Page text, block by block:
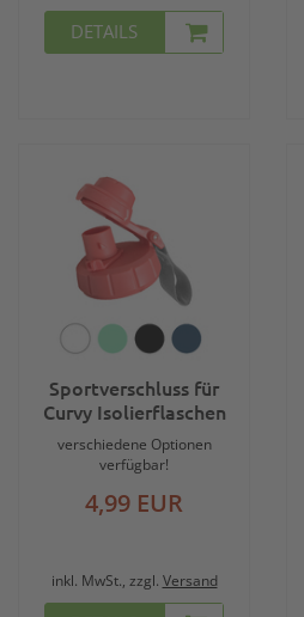
DETAILS
Sportverschluss für
Curvy Isolierflaschen
verschiedene Optionen
verfügbar!
4,99 EUR
inkl. MwSt., zzgl. Versand